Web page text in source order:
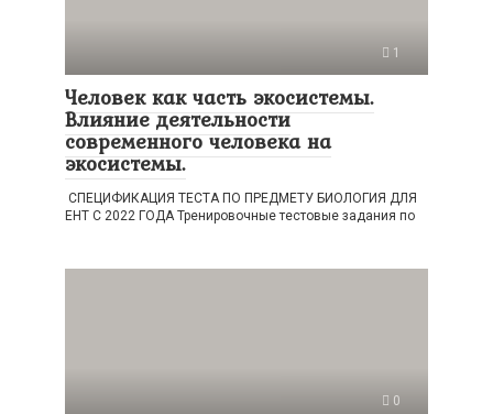
1
Человек как часть экосистемы.
Влияние деятельности
современного человека на
экосистемы.
СПЕЦИФИКАЦИЯ ТЕСТА ПО ПРЕДМЕТУ БИОЛОГИЯ ДЛЯ
ЕНТ С 2022 ГОДА Тренировочные тестовые задания по
0